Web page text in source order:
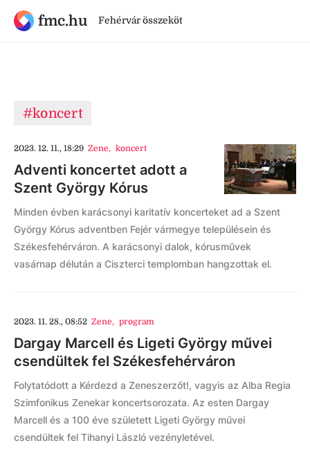
fmc.hu Fehérvár összeköt
#koncert
2023. 12. 11., 18:29 Zene, koncert
Adventi koncertet adott a
Szent György Kórus
Minden évben karácsonyi karitatív koncerteket ad a Szent
György Kórus adventben Fejér vármegye településein és
Székesfehérváron. A karácsonyi dalok, kórusművek
vasárnap délután a Ciszterci templomban hangzottak el.
2023. 11. 28., 08:52 Zene, program
Dargay Marcell és Ligeti György művei
csendültek fel Székesfehérváron
Folytatódott a Kérdezd a Zeneszerzőt!, vagyis az Alba Regia
Szimfonikus Zenekar koncertsorozata. Az esten Dargay
Marcell és a 100 éve született Ligeti György művei
csendültek fel Tihanyi László vezényletével.